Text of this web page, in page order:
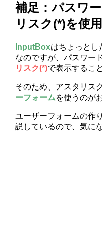
補足：パスワ
リスク(*)を使
InputBoxはちょっとし
なのですが、パスワー
リスク(*)で表示するこ
そのため、アスタリス
ーフォームを使うのが
ユーザーフォームの作
説しているので、気に